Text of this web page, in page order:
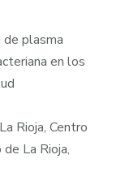
de plasma
en los
Rioja, Centro
La Rioja,